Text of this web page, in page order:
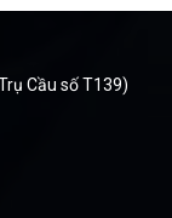
Cầu số T139)